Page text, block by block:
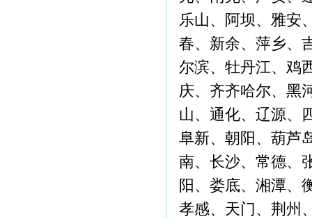
乐山、阿坝、雅安
春、新余、萍乡、
尔滨、牡丹江、鸡
庆、齐齐哈尔、黑
山、通化、辽源、
阜新、朝阳、葫芦
南、长沙、常德、
阳、娄底、湘潭、
孝感、天门、荆州